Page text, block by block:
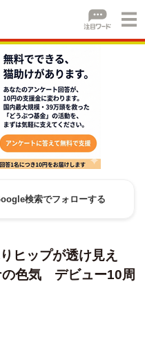
検索でフォローする
ヒップが透け見え
の色気 デビュー10周